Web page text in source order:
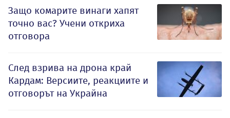
Защо комарите винаги хапят
точно вас? Учени откриха
отговора
След взрива на дрона край
Кардам: Версиите, реакциите и
отговорът на Украйна